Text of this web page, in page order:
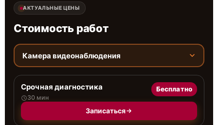
АКТУАЛЬНЫЕ ЦЕНЫ
Стоимость работ
Камера видеонаблюдения
Срочная диагностика
30 мин
Бесплатно
Записаться